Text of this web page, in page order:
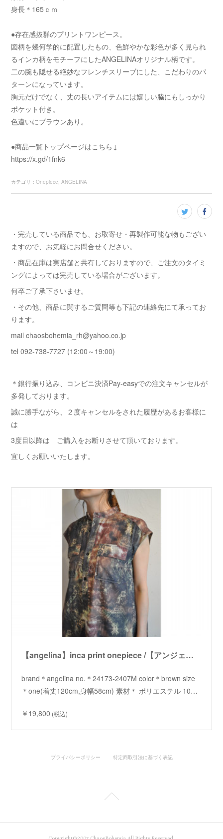
身長＊165ｃｍ
●存在感抜群のプリントワンピース。
図柄を幾何学的に配置したもの、色鮮やかな彩色が多く見られ
るインカ柄をモチーフにしたANGELINAオリジナル柄です。
二の腕も隠せる絶妙なフレンチスリーブにした、こだわりのパ
ターンになっています。
胸元だけでなく、丈の長いアイテムには嬉しい脇にもしっかり
ポケット付き。
色違いにブラウンあり。
●商品一覧トップページはこちら↓
https://x.gd/1fnk6
カテゴリ ：Onepiece ANGELINA
・完売している商品でも、お取寄せ・再製作可能な物もござい
ますので、お気軽にお問合せください。
・商品在庫は実店舗と共有しておりますので、ご注文のタイミ
ングによっては完売している場合がございます。
何卒ご了承下さいませ。
・その他、商品に関するご質問等も下記の連絡先にて承ってお
ります。
mail chaosbohemia_rh@yahoo.co.jp
tel 092-738-7727 (12:00～19:00)
＊銀行振り込み、コンビニ決済Pay-easyでの注文キャンセルが
多発しております。
誠に勝手ながら、２度キャンセルをされた履歴があるお客様に
は
3度目以降は ご購入をお断りさせて頂いております。
宜しくお願いいたします。
【angelina】inca print onepiece /【アンジェリーナ】インカプリントワンピース
brand＊angelina no.＊24173-2407M color＊brown size
＊one(着丈120cm,身幅58cm) 素材＊ ポリエステル 10…
￥19,800 (税込)
プライバシーポリシー 特定商取引法に基づく表記